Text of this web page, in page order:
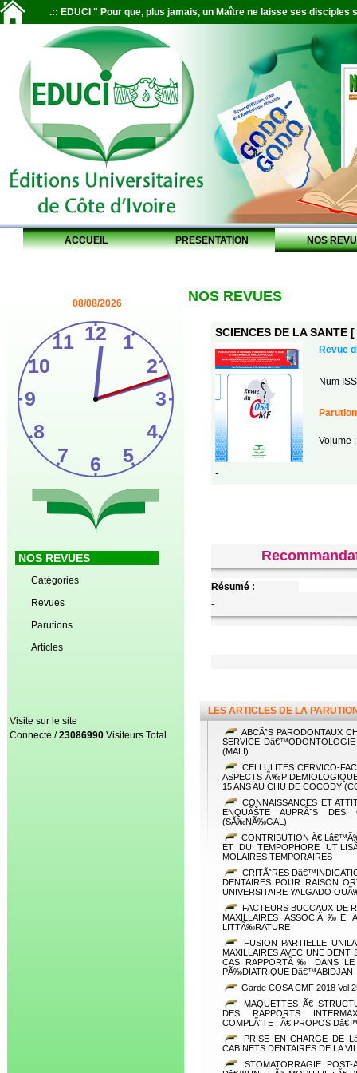
.:: EDUCI " Pour que, plus jamais, un Maître ne laisse ses disciples
ACCUEIL PRESENTATION NOS
08/08/2026
NOS REVUES
Catégories
Revues
Parutions
Articles
Visite sur le site
Connecté /23086990Visiteurs Total
NOS REVUES
SCIENCES DE LA SANTE
Revue
Num
Volume
-
Résumé :
-
LES ARTICLES DE LA
ABCÃˆS PARODONTAUX
SERVICE
(MALI)
CELLULITES CERVICO-
ASPECTS
15 ANS AU CHU DE COCODY
CONNAISSANCES ET
ENQUÃŠTE AUPRÃˆS DES
(SÃ‰NÃ‰GAL)
CONTRIBUTION Ã€
ET DU TEMPOPHORE
MOLAIRES TEMPORAIRES
CRITÃˆRES
DENTAIRES POUR RAISON
UNIVERSITAIRE YALGADO
FACTEURS BUCCAUX
MAXILLAIRES ASSOCIÃ‰E
LITTÃ‰RATURE
FUSION PARTIELLE
MAXILLAIRES AVEC UNE
CAS RAPPORTÃ‰ DANS LE
PÃ‰DIATRIQUE Dâ€™ABIDJAN
Garde COSA CMF 2018 Vol
MAQUETTES Ã€
DES RAPPORTS
COMPLÃˆTE : Ã€ PROPOS
PRISE EN CHARGE DE
CABINETS DENTAIRES DE LA
STOMATORRAGIE